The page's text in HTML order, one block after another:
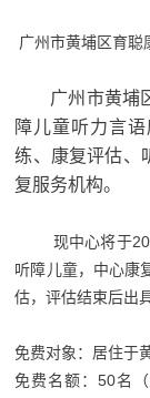
广州市黄埔区育聪
广州市黄埔
障儿童听力言
练、康复评估、
复服务机构。
现中心将于
听障儿童，中心康
估，评估结束后出
免费对象：居住于
免费名额：50名